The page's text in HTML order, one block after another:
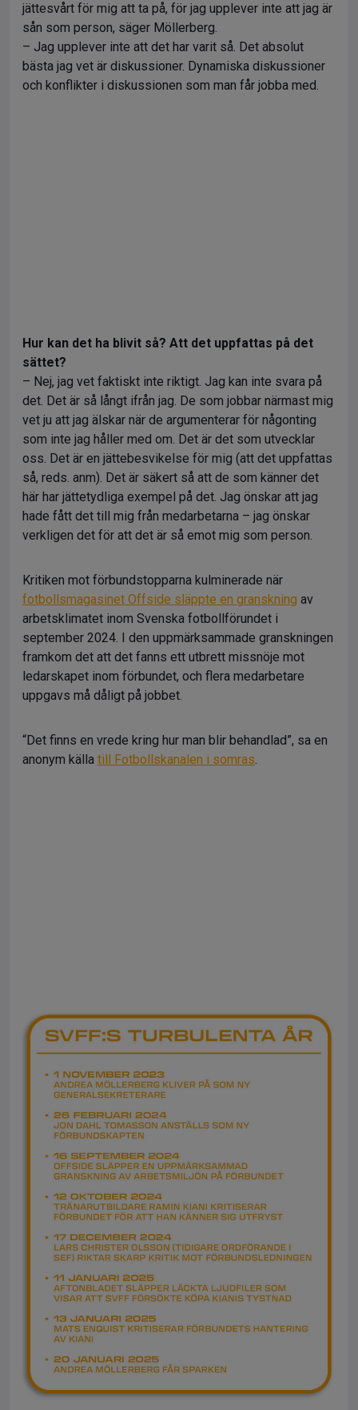
jättesvårt för mig att ta på, för jag upplever inte att jag är
sån som person, säger Möllerberg.
– Jag upplever inte att det har varit så. Det absolut
bästa jag vet är diskussioner. Dynamiska diskussioner
och konflikter i diskussionen som man får jobba med.
Hur kan det ha blivit så? Att det uppfattas på det
sättet?
– Nej, jag vet faktiskt inte riktigt. Jag kan inte svara på
det. Det är så långt ifrån jag. De som jobbar närmast mig
vet ju att jag älskar när de argumenterar för någonting
som inte jag håller med om. Det är det som utvecklar
oss. Det är en jättebesvikelse för mig (att det uppfattas
så, reds. anm). Det är säkert så att de som känner det
här har jättetydliga exempel på det. Jag önskar att jag
hade fått det till mig från medarbetarna – jag önskar
verkligen det för att det är så emot mig som person.
Kritiken mot förbundstopparna kulminerade när
fotbollsmagasinet Offside släppte en granskning av
arbetsklimatet inom Svenska fotbollförundet i
september 2024. I den uppmärksammade granskningen
framkom det att det fanns ett utbrett missnöje mot
ledarskapet inom förbundet, och flera medarbetare
uppgavs må dåligt på jobbet.
“Det finns en vrede kring hur man blir behandlad”, sa en
anonym källa till Fotbollskanalen i somras.